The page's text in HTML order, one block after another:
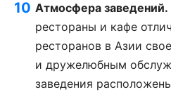
Атмосфера заведений.
рестораны и кафе
ресторанов в Азии
и дружелюбным
заведения